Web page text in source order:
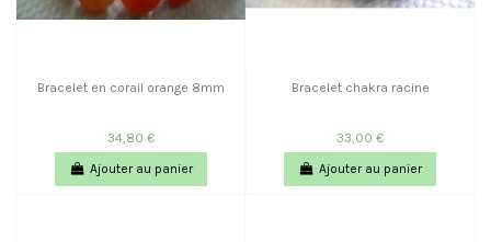
Bracelet en corail orange 8mm
34,80 €
Ajouter au panier
Bracelet chakra racine
33,00 €
Ajouter au panier